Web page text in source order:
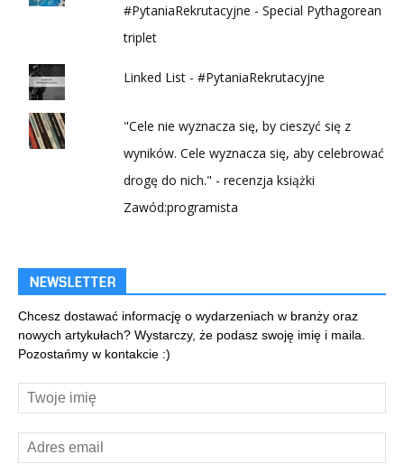
#PytaniaRekrutacyjne - Special Pythagorean
triplet
Linked List - #PytaniaRekrutacyjne
"Cele nie wyznacza się, by cieszyć się z
wyników. Cele wyznacza się, aby celebrować
drogę do nich." - recenzja książki
Zawód:programista
NEWSLETTER
Chcesz dostawać informację o wydarzeniach w branży oraz
nowych artykułach? Wystarczy, że podasz swoję imię i maila.
Pozostańmy w kontakcie :)